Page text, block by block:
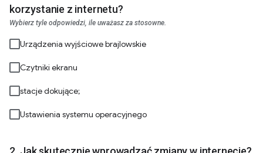
korzystanie z internetu?
Wybierz tyle odpowiedzi, ile uważasz za stosowne.
Urządzenia wyjściowe brajlowskie
Czytniki ekranu
stacje dokujące;
Ustawienia systemu operacyjnego